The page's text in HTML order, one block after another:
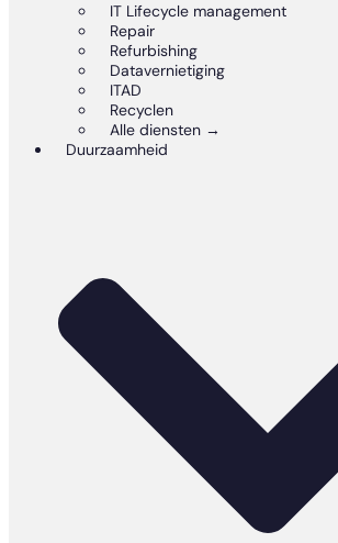
IT Lifecycle management
Repair
Refurbishing
Datavernietiging
ITAD
Recyclen
Alle diensten →
Duurzaamheid